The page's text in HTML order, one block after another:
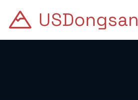
USDongsan